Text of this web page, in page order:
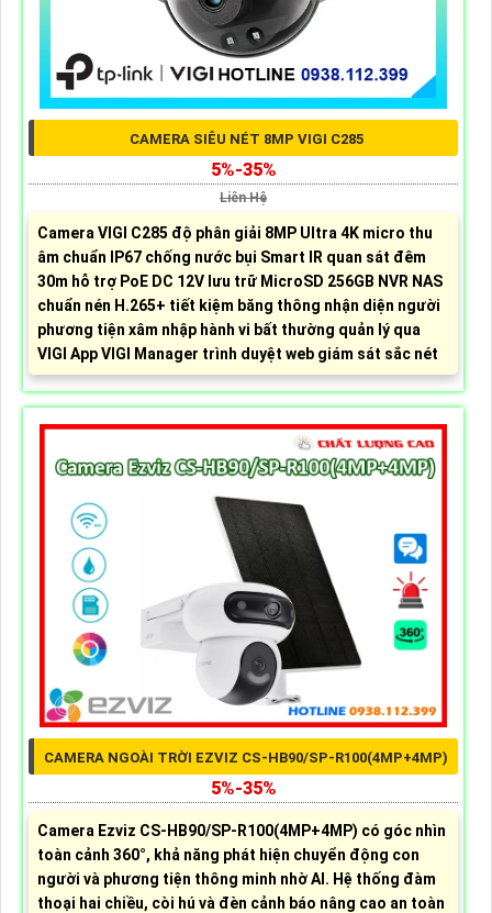
CAMERA SIÊU NÉT 8MP VIGI C285
5%-35%
Liên Hệ
Camera VIGI C285 độ phân giải 8MP Ultra 4K micro thu
âm chuẩn IP67 chống nước bụi Smart IR quan sát đêm
30m hỗ trợ PoE DC 12V lưu trữ MicroSD 256GB NVR NAS
chuẩn nén H.265+ tiết kiệm băng thông nhận diện người
phương tiện xâm nhập hành vi bất thường quản lý qua
VIGI App VIGI Manager trình duyệt web giám sát sắc nét
CAMERA NGOÀI TRỜI EZVIZ CS-HB90/SP-R100(4MP+4MP)
5%-35%
Camera Ezviz CS-HB90/SP-R100(4MP+4MP) có góc nhìn
toàn cảnh 360°, khả năng phát hiện chuyển động con
người và phương tiện thông minh nhờ AI. Hệ thống đàm
thoại hai chiều, còi hú và đèn cảnh báo nâng cao an toàn